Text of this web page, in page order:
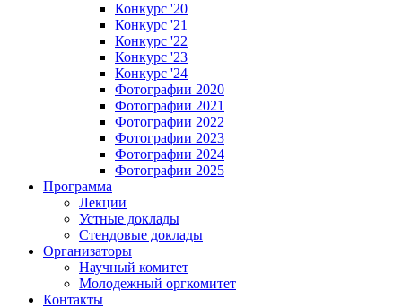
Конкурс '20
Конкурс '21
Конкурс '22
Конкурс '23
Конкурс '24
Фотографии 2020
Фотографии 2021
Фотографии 2022
Фотографии 2023
Фотографии 2024
Фотографии 2025
Программа
Лекции
Устные доклады
Стендовые доклады
Организаторы
Научный комитет
Молодежный оргкомитет
Контакты